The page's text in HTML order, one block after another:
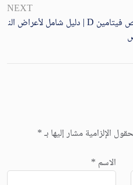
NEXT
نقص فيتامين D | دليل شامل لأعراض الن
الإلزامية مشار إليها بـ*
الاسم *